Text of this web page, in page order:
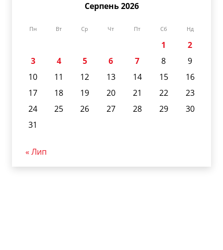
Серпень 2026
Пн Вт Ср Чт Пт Сб Нд
1
2
3
4 5 6 7 8
9
10
11 12 13 14 15
16
17
18 19 20 21 22
23
24
25 26 27 28 29
30
31
« Лип